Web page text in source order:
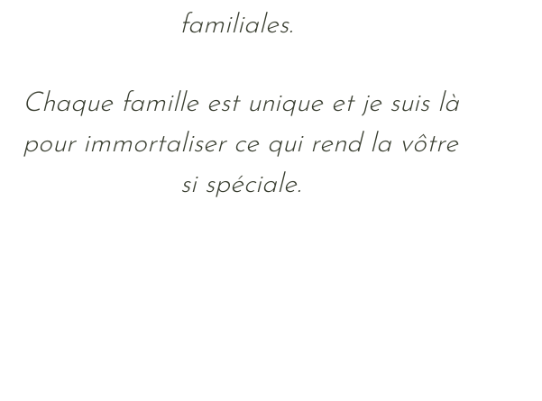
familiales.
Chaque famille est unique et je suis là
pour immortaliser ce qui rend la vôtre
si spéciale.